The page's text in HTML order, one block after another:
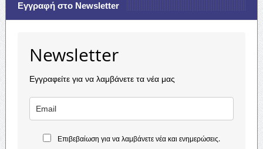
Εγγραφή στο Newsletter
Newsletter
Εγγραφείτε για να λαμβάνετε τα νέα μας
Επιβεβαίωση για να λαμβάνετε νέα και ενημερώσεις.